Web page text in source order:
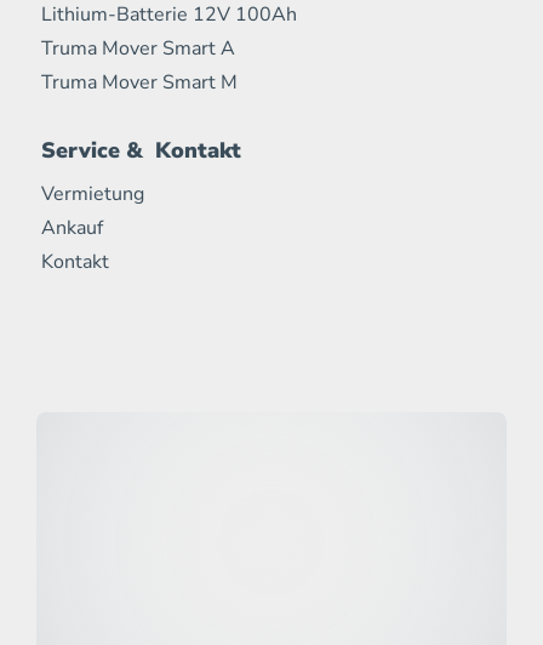
Lithium-Batterie 12V 100Ah
Truma Mover Smart A
Truma Mover Smart M
Service & Kontakt
Vermietung
Ankauf
Kontakt